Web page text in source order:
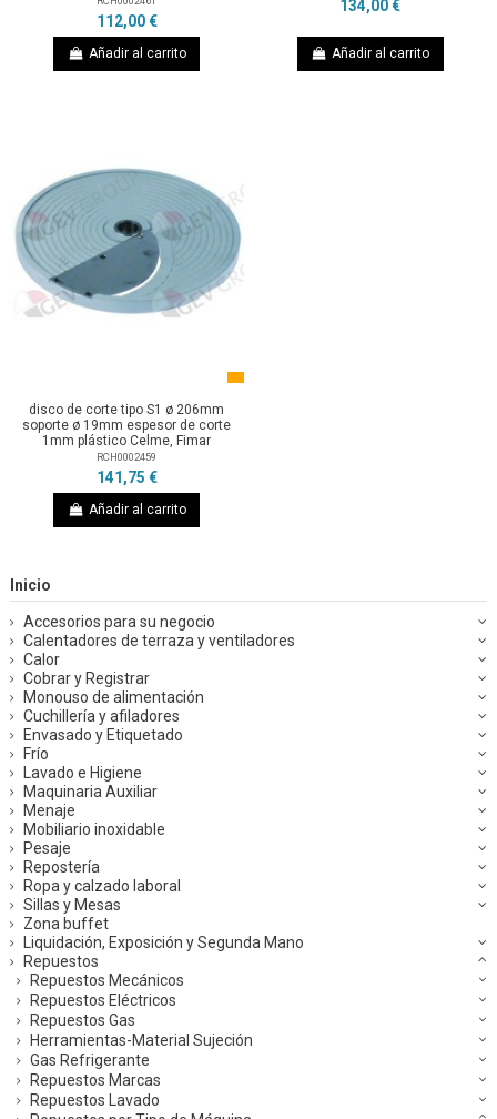
112,00 €
Añadir al carrito
134,00 €
Añadir al carrito
disco de corte tipo S1 ø 206mm
soporte ø 19mm espesor de corte
1mm plástico Celme, Fimar
RCH0002459
141,75 €
Añadir al carrito
Inicio
Accesorios para su negocio
Calentadores de terraza y ventiladores
Calor
Cobrar y Registrar
Monouso de alimentación
Cuchillería y afiladores
Envasado y Etiquetado
Frío
Lavado e Higiene
Maquinaria Auxiliar
Menaje
Mobiliario inoxidable
Pesaje
Repostería
Ropa y calzado laboral
Sillas y Mesas
Zona buffet
Liquidación, Exposición y Segunda Mano
Repuestos
Repuestos Mecánicos
Repuestos Eléctricos
Repuestos Gas
Herramientas-Material Sujeción
Gas Refrigerante
Repuestos Marcas
Repuestos Lavado